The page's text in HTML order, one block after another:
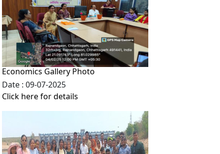
Economics Gallery Photo
Date : 09-07-2025
Click here for details